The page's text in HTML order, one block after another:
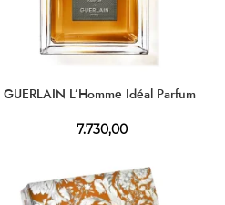
GUERLAIN L’Homme Idéal Parfum
7.730,00